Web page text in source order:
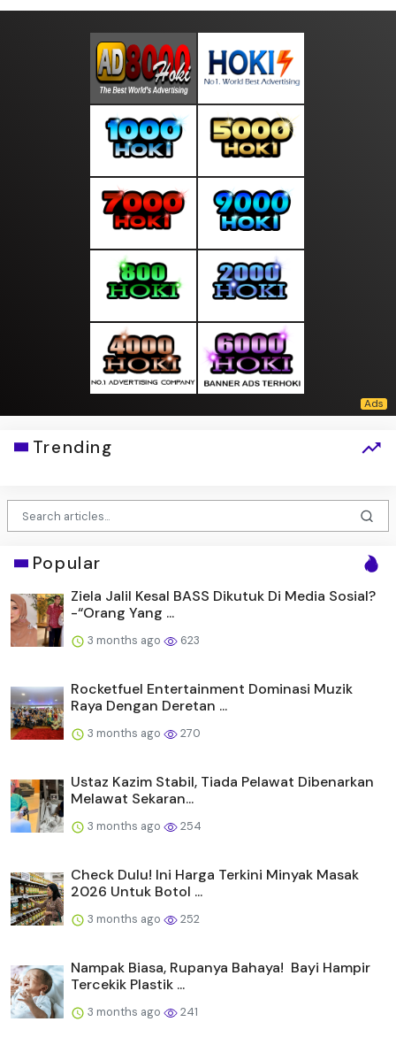
Trending
Popular
Ziela Jalil Kesal BASS Dikutuk Di Media Sosial?
-“Orang Yang ...
3 months ago 623
Rocketfuel Entertainment Dominasi Muzik
Raya Dengan Deretan ...
3 months ago 270
Ustaz Kazim Stabil, Tiada Pelawat Dibenarkan
Melawat Sekaran...
3 months ago 254
Check Dulu! Ini Harga Terkini Minyak Masak
2026 Untuk Botol ...
3 months ago 252
Nampak Biasa, Rupanya Bahaya! Bayi Hampir
Tercekik Plastik ...
3 months ago 241